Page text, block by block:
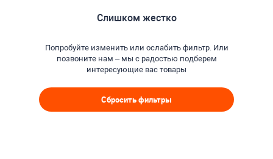
Слишком жестко
Попробуйте изменить или ослабить фильтр. Или
позвоните нам – мы с радостью подберем
интересующие вас товары
Сбросить фильтры